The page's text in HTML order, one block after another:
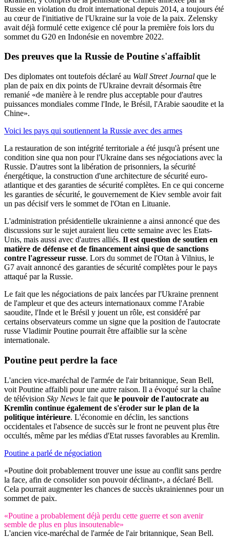
Russie en violation du droit international depuis 2014, a toujours été
au cœur de l'initiative de l'Ukraine sur la voie de la paix. Zelensky
avait déjà formulé cette exigence clé pour la première fois lors du
sommet du G20 en Indonésie en novembre 2022.
Des preuves que la Russie de Poutine s'affaiblit
Des diplomates ont toutefois déclaré au Wall Street Journal que le
plan de paix en dix points de l'Ukraine devrait désormais être
remanié «de manière à le rendre plus acceptable pour d'autres
puissances mondiales comme l'Inde, le Brésil, l'Arabie saoudite et la
Chine».
Voici les pays qui soutiennent la Russie avec des armes
La restauration de son intégrité territoriale a été jusqu'à présent une
condition sine qua non pour l'Ukraine dans ses négociations avec la
Russie. D'autres sont la libération de prisonniers, la sécurité
énergétique, la construction d'une architecture de sécurité euro-
atlantique et des garanties de sécurité complètes. En ce qui concerne
les garanties de sécurité, le gouvernement de Kiev semble avoir fait
un pas décisif vers le sommet de l'Otan en Lituanie.
L'administration présidentielle ukrainienne a ainsi annoncé que des
discussions sur le sujet auraient lieu cette semaine avec les Etats-
Unis, mais aussi avec d'autres alliés. Il est question de soutien en
matière de défense et de financement ainsi que de sanctions
contre l'agresseur russe. Lors du sommet de l'Otan à Vilnius, le
G7 avait annoncé des garanties de sécurité complètes pour le pays
attaqué par la Russie.
Le fait que les négociations de paix lancées par l'Ukraine prennent
de l'ampleur et que des acteurs internationaux comme l'Arabie
saoudite, l'Inde et le Brésil y jouent un rôle, est considéré par
certains observateurs comme un signe que la position de l'autocrate
russe Vladimir Poutine pourrait être affaiblie sur la scène
internationale.
Poutine peut perdre la face
L'ancien vice-maréchal de l'armée de l'air britannique, Sean Bell,
voit Poutine affaibli pour une autre raison. Il a évoqué sur la chaîne
de télévision Sky News le fait que le pouvoir de l'autocrate au
Kremlin continue également de s'éroder sur le plan de la
politique intérieure. L'économie en déclin, les sanctions
occidentales et l'absence de succès sur le front ne peuvent plus être
occultés, même par les médias d'Etat russes favorables au Kremlin.
Poutine a parlé de négociation
«Poutine doit probablement trouver une issue au conflit sans perdre
la face, afin de consolider son pouvoir déclinant», a déclaré Bell.
Cela pourrait augmenter les chances de succès ukrainiennes pour un
sommet de paix.
«Poutine a probablement déjà perdu cette guerre et son avenir
semble de plus en plus insoutenable»
L'ancien vice-maréchal de l'armée de l'air britannique, Sean Bell.